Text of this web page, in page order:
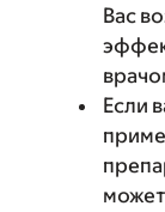
Вас
Если